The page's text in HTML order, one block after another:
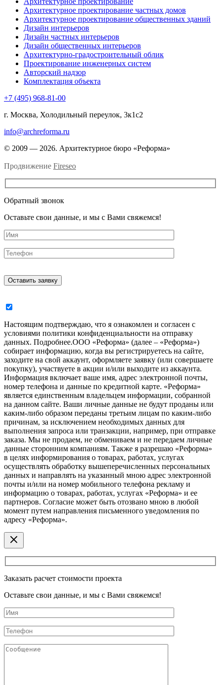
Архитектурное проектирование частных домов
Архитектурное проектирование общественных зданий
Дизайн интерьеров
Дизайн частных интерьеров
Дизайн общественных интерьеров
Архитектурно-градостроительный облик
Проектирование инженерных систем
Авторский надзор
Комплектация объекта
+7 (495) 968-81-00
г. Москва, Холодильный переулок, 3к1с2
info@archreforma.ru
© 2009 — 2026. Архитектурное бюро «Реформа»
Продвижение Fireseo
Обратный звонок
Оставьте свои данные, и мы с Вами свяжемся!
Настоящим подтверждаю, что я ознакомлен и согласен с
условиями политики конфиденциальности на отправку
данных. Подробнее.ООО «Реформа» (далее – «Реформа»)
собирает информацию, когда вы регистрируетесь на сайте,
заходите на свой аккаунт, оформляете заявку (или совершаете
покупку), участвуете в акции и/или выходите из аккаунта.
Информация включает ваше имя, адрес электронной почты,
номер телефона и данные по кредитной карте. «Реформа»
является единственным владельцем информации, собранной
на данном сайте. Ваши личные данные не будут проданы или
каким-либо образом переданы третьим лицам по каким-либо
причинам, за исключением необходимых данных для
выполнения запроса или транзакции, например, при отправке
заказа. Мы не продаем, не обмениваем и не передаем личные
данные сторонним компаниям. Также я разрешаю «Реформа»
в целях информирования о товарах, работах, услугах
осуществлять обработку вышеперечисленных персональных
данных и направлять на указанный мною адрес электронной
почты и/или на номер мобильного телефона рекламу и
информацию о товарах, работах, услугах «Реформа» и ее
партнеров. Согласие может быть отозвано мною в любой
момент путем направления письменного уведомления по
адресу «Реформа».
Заказать расчет стоимости проекта
Оставьте свои данные, и мы с Вами свяжемся!